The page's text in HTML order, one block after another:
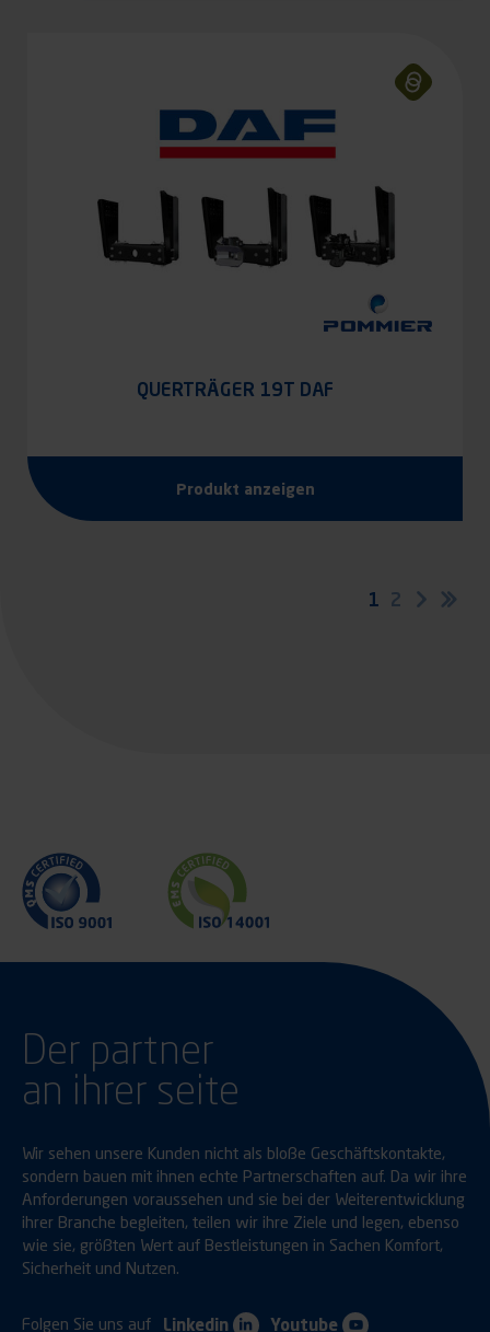
QUERTRÄGER 19T DAF
Produkt anzeigen
Aktuelle
1 Seite
2
Der partner
an ihrer seite
Wir sehen unsere Kunden nicht als bloße Geschäftskontakte,
sondern bauen mit ihnen echte Partnerschaften auf. Da wir ihre
Anforderungen voraussehen und sie bei der Weiterentwicklung
ihrer Branche begleiten, teilen wir ihre Ziele und legen, ebenso
wie sie, größten Wert auf Bestleistungen in Sachen Komfort,
Sicherheit und Nutzen.
Folgen Sie uns auf Linkedin Youtube